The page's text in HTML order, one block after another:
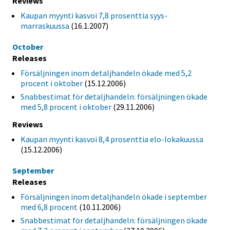
Kaupan myynti kasvoi 7,8 prosenttia syys-
marraskuussa (16.1.2007)
October
Releases
Försäljningen inom detaljhandeln ökade med 5,2
procent i oktober (15.12.2006)
Snabbestimat för detaljhandeln: försäljningen ökade
med 5,8 procent i oktober (29.11.2006)
Reviews
Kaupan myynti kasvoi 8,4 prosenttia elo-lokakuussa
(15.12.2006)
September
Releases
Försäljningen inom detaljhandeln ökade i september
med 6,8 procent (10.11.2006)
Snabbestimat för detaljhandeln: försäljningen ökade